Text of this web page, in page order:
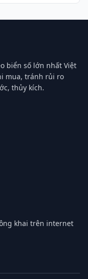
biển số lớn nhất Việt
mua, tránh rủi ro
thủy kích.
khai trên internet